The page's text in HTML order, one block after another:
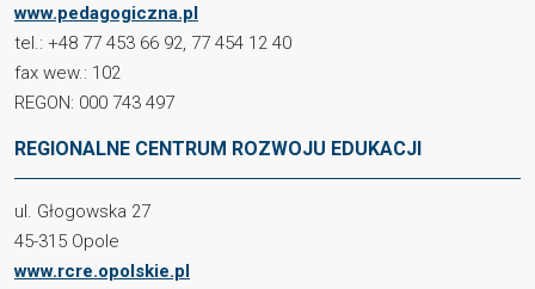
www.pedagogiczna.pl
tel.: +48 77 453 66 92, 77 454 12 40
fax wew.: 102
REGON: 000 743 497
REGIONALNE CENTRUM ROZWOJU EDUKACJI
ul. Głogowska 27
45-315 Opole
www.rcre.opolskie.pl